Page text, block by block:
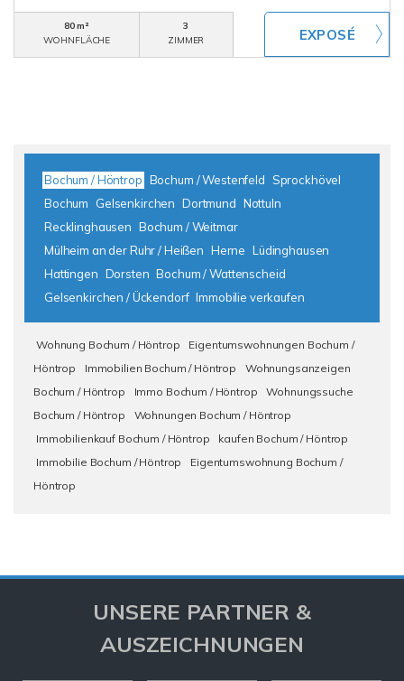
80 m²
WOHNFLÄCHE
3
ZIMMER
Bochum / Höntrop Bochum / Westenfeld
Sprockhövel
Bochum
Gelsenkirchen Dortmund Nottuln
Recklinghausen Bochum / Weitmar
Mülheim an der Ruhr / Heißen Herne Lüdinghausen
Hattingen Dorsten Bochum / Wattenscheid
Gelsenkirchen / Ückendorf Immobilie verkaufen
Wohnung Bochum / Höntrop
Eigentumswohnungen Bochum /
Höntrop
Immobilien Bochum / Höntrop
Wohnungsanzeigen
Bochum / Höntrop
Immo Bochum / Höntrop
Wohnungssuche
Bochum / Höntrop
Wohnungen Bochum / Höntrop
Immobilienkauf Bochum / Höntrop
kaufen Bochum / Höntrop
Immobilie Bochum / Höntrop
Eigentumswohnung Bochum /
Höntrop
UNSERE PARTNER &
AUSZEICHNUNGEN